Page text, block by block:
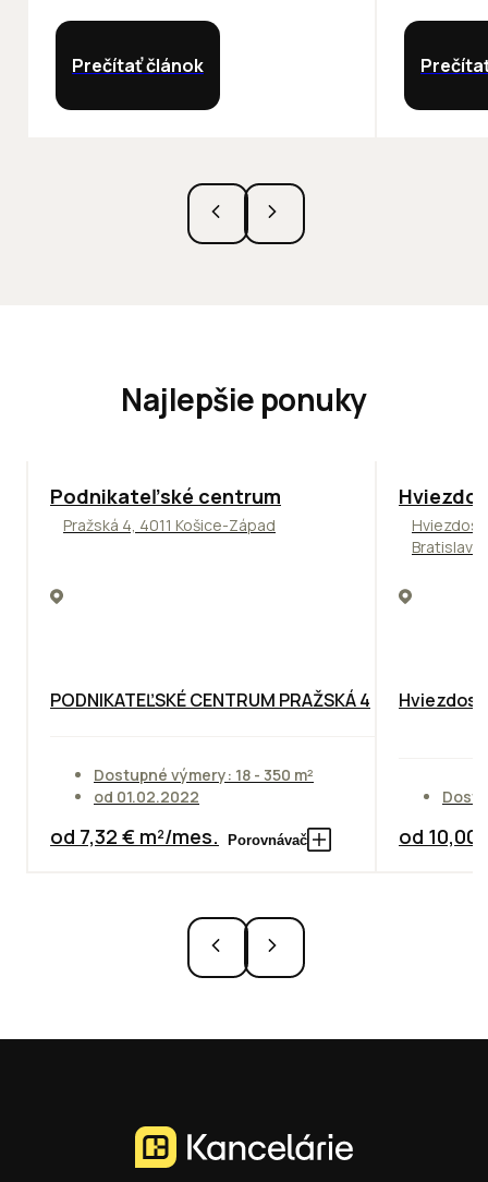
Prečítať článok
Najlepšie ponuky
ODPORÚČAME
Podnikateľské centrum
Pražská 4, 4011 Košice-Západ
PODNIKATEĽSKÉ CENTRUM PRAŽSKÁ 4
Dostupné výmery: 18 - 350 m²
od 01.02.2022
od 7,32 € m²/mes. Porovnávač od 10,00